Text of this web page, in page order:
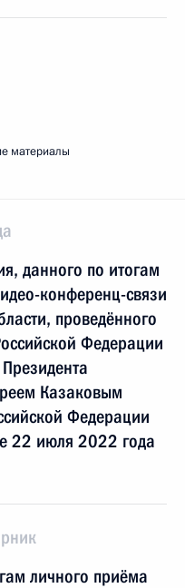
материалы
данного по итогам
конференц-связи
проведённого
Федерации
Казаковым
Федерации
22 июля 2022 года
личного приёма